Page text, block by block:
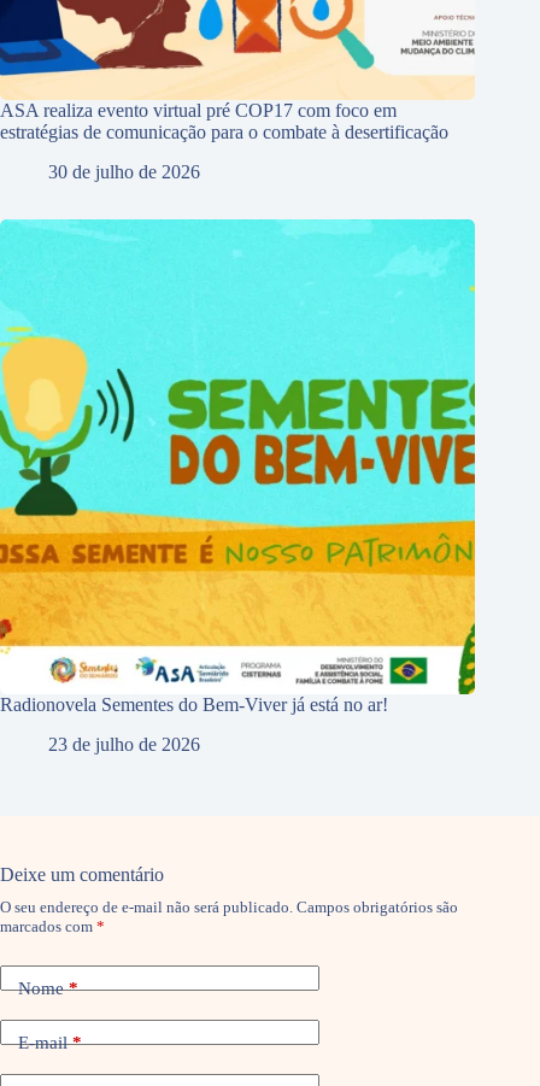
ASA realiza evento virtual pré COP17 com foco em
estratégias de comunicação para o combate à desertificação
30 de julho de 2026
Radionovela Sementes do Bem-Viver já está no ar!
23 de julho de 2026
Deixe um comentário
O seu endereço de e-mail não será publicado. Campos obrigatórios são
marcados com *
Nome*
E-mail*